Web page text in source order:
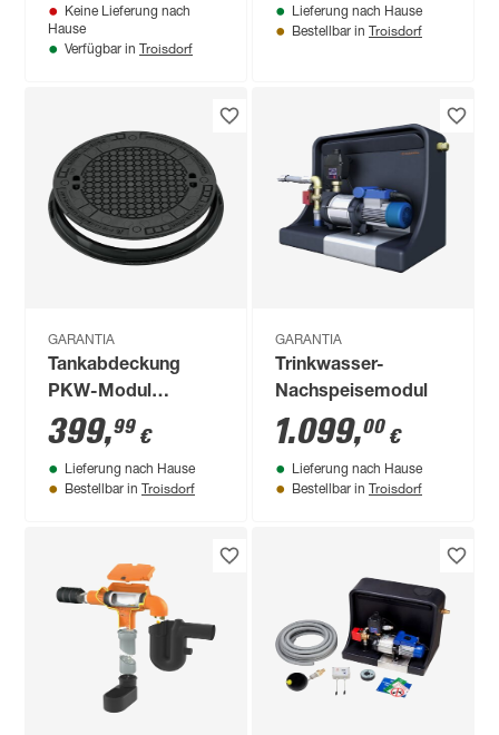
Keine Lieferung nach
Hause
Verfügbar in Troisdorf
Lieferung nach Hause
Bestellbar in Troisdorf
GARANTIA
Tankabdeckung
PKW-Modul
schwarz Ø 72,5 cm
399,99 €
Lieferung nach Hause
Bestellbar in Troisdorf
GARANTIA
Trinkwasser-
Nachspeisemodul
1.099,00 €
Lieferung nach Hause
Bestellbar in Troisdorf